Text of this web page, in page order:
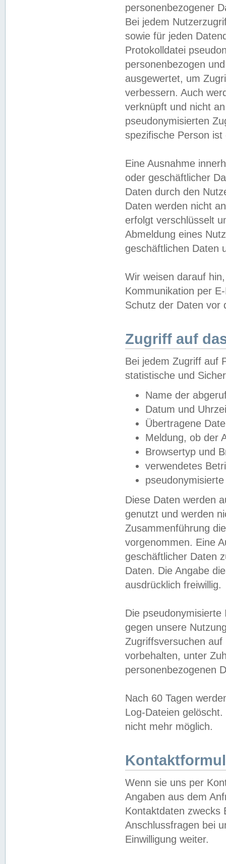
personenbezogener
Bei jedem
sowie für jeden
Protokolldatei
personenbezogen
ausgewertet, um
verbessern. Auch
verknüpft und nicht
pseudonymisierten
spezifische Person
Eine Ausnahme
oder geschäftlicher
Daten durch den
Daten werden nicht
erfolgt verschlüsselt
Abmeldung eines
geschäftlichen Daten
Wir weisen darauf
Kommunikation per
Schutz der Daten vor
Zugriff auf
Bei jedem Zugriff auf
statistische und
Name der
Datum und
Übertragene
Meldung, ob der
Browsertyp und
verwendetes
Diese Daten werden
genutzt und werden
Zusammenführung
vorgenommen. Eine
geschäftlicher Daten
Daten. Die Angabe
ausdrücklich freiwillig.
Die
gegen unsere
Zugriffsversuchen
vorbehalten, unter
personenbezogenen
Nach 60 Tagen
Log-Dateien
nicht mehr möglich.
Wenn sie uns per
Angaben aus dem
Kontaktdaten zwecks
Anschlussfragen bei
Einwilligung weiter.